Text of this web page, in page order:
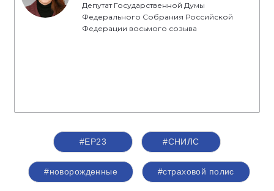
Депутат Государственной Думы
Федерального Собрания Российской
Федерации восьмого созыва
#ЕР23 #СНИЛС
#новорожденные #страховой полис